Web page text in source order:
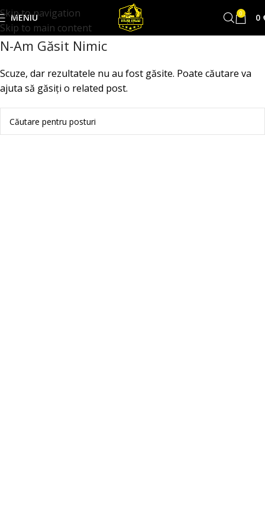
Skip to navigation
Skip to main content
MENIU 0 0
N-Am Găsit Nimic
Scuze, dar rezultatele nu au fost găsite. Poate căutare va
ajuta să găsiți o related post.